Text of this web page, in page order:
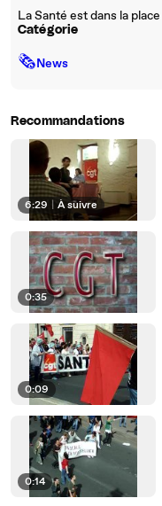
La Santé est dans la place
Catégorie
🗞News
Recommandations
6:29 À suivre
0:35
0:09
0:14